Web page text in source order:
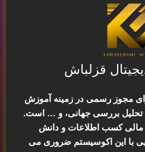
قزلباش
مجوز رسمی در زمینه آموزش
تحلیل بررسی جهانی، و … است.
مالی کسب اطلاعات و دانش
با این اکوسیستم ضروری می